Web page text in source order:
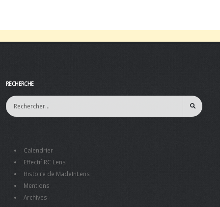
RECHERCHE
Calendrier
Effectif RC Lens
Histoire de MadeInLens
Mentions
Archives